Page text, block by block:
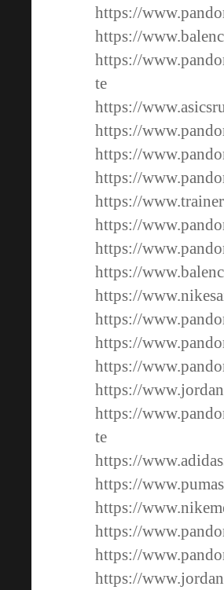
https://
https://
https://
te
https://
https://
https://
https://
https://
https://
https://
https://
https://
https://
https://
https://
https://
https://
te
https://
https://
https://
https://
https://
https://